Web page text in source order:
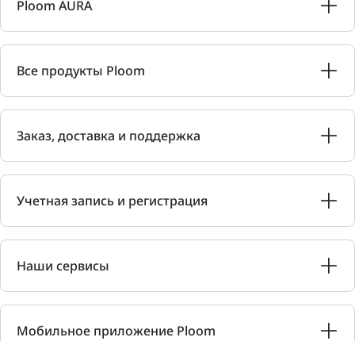
Ploom AURA
Все продукты Ploom
Заказ, доставка и поддержка
Учетная запись и регистрация
Наши сервисы
Мобильное приложение Ploom